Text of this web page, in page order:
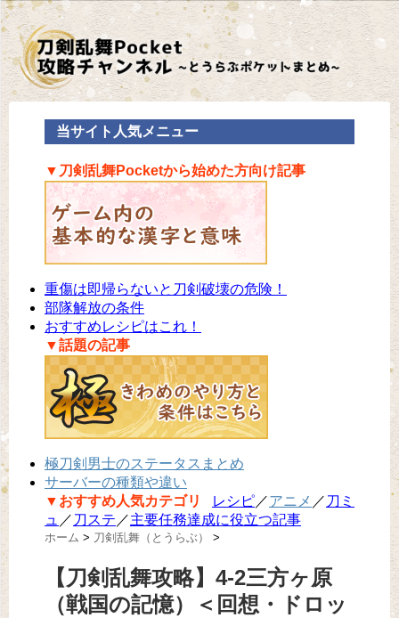
当サイト人気メニュー
▼刀剣乱舞Pocketから始めた方向け記事
重傷は即帰らないと刀剣破壊の危険！
部隊解放の条件
おすすめレシピはこれ！
▼話題の記事
極刀剣男士のステータスまとめ
サーバーの種類や違い
▼おすすめ人気カテゴリ
レシピ／アニメ ／ 刀ミ
ュ ／ 刀ステ ／主要任務達成に役立つ記事
ホーム > 刀剣乱舞（とうらぶ） >
【刀剣乱舞攻略】4-2三方ヶ原
（戦国の記憶）＜回想・ドロッ